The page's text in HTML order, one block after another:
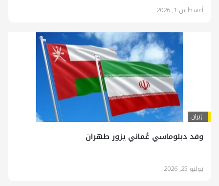
أغسطس 1, 2026
إيران
وفد دبلوماسي عُماني يزور طهران
يوليو 25, 2026